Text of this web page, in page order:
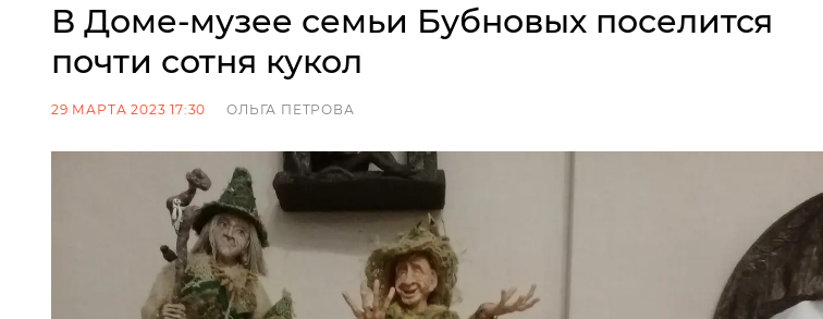
В Доме-музее семьи Бубновых поселится
почти сотня кукол
29 МАРТА 2023 17:30 ОЛЬГА ПЕТРОВА